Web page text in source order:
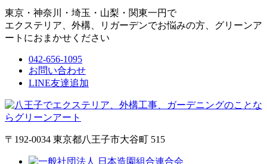
東京・神奈川・埼玉・山梨・関東一円で
エクステリア、外構、リガーデンでお悩みの方、グリーンア
ートにおまかせください
042-656-1095
お問い合わせ
LINE友達追加
〒192-0034 東京都八王子市大谷町 515